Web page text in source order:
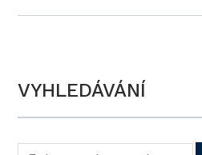
VYHLEDÁVÁNÍ